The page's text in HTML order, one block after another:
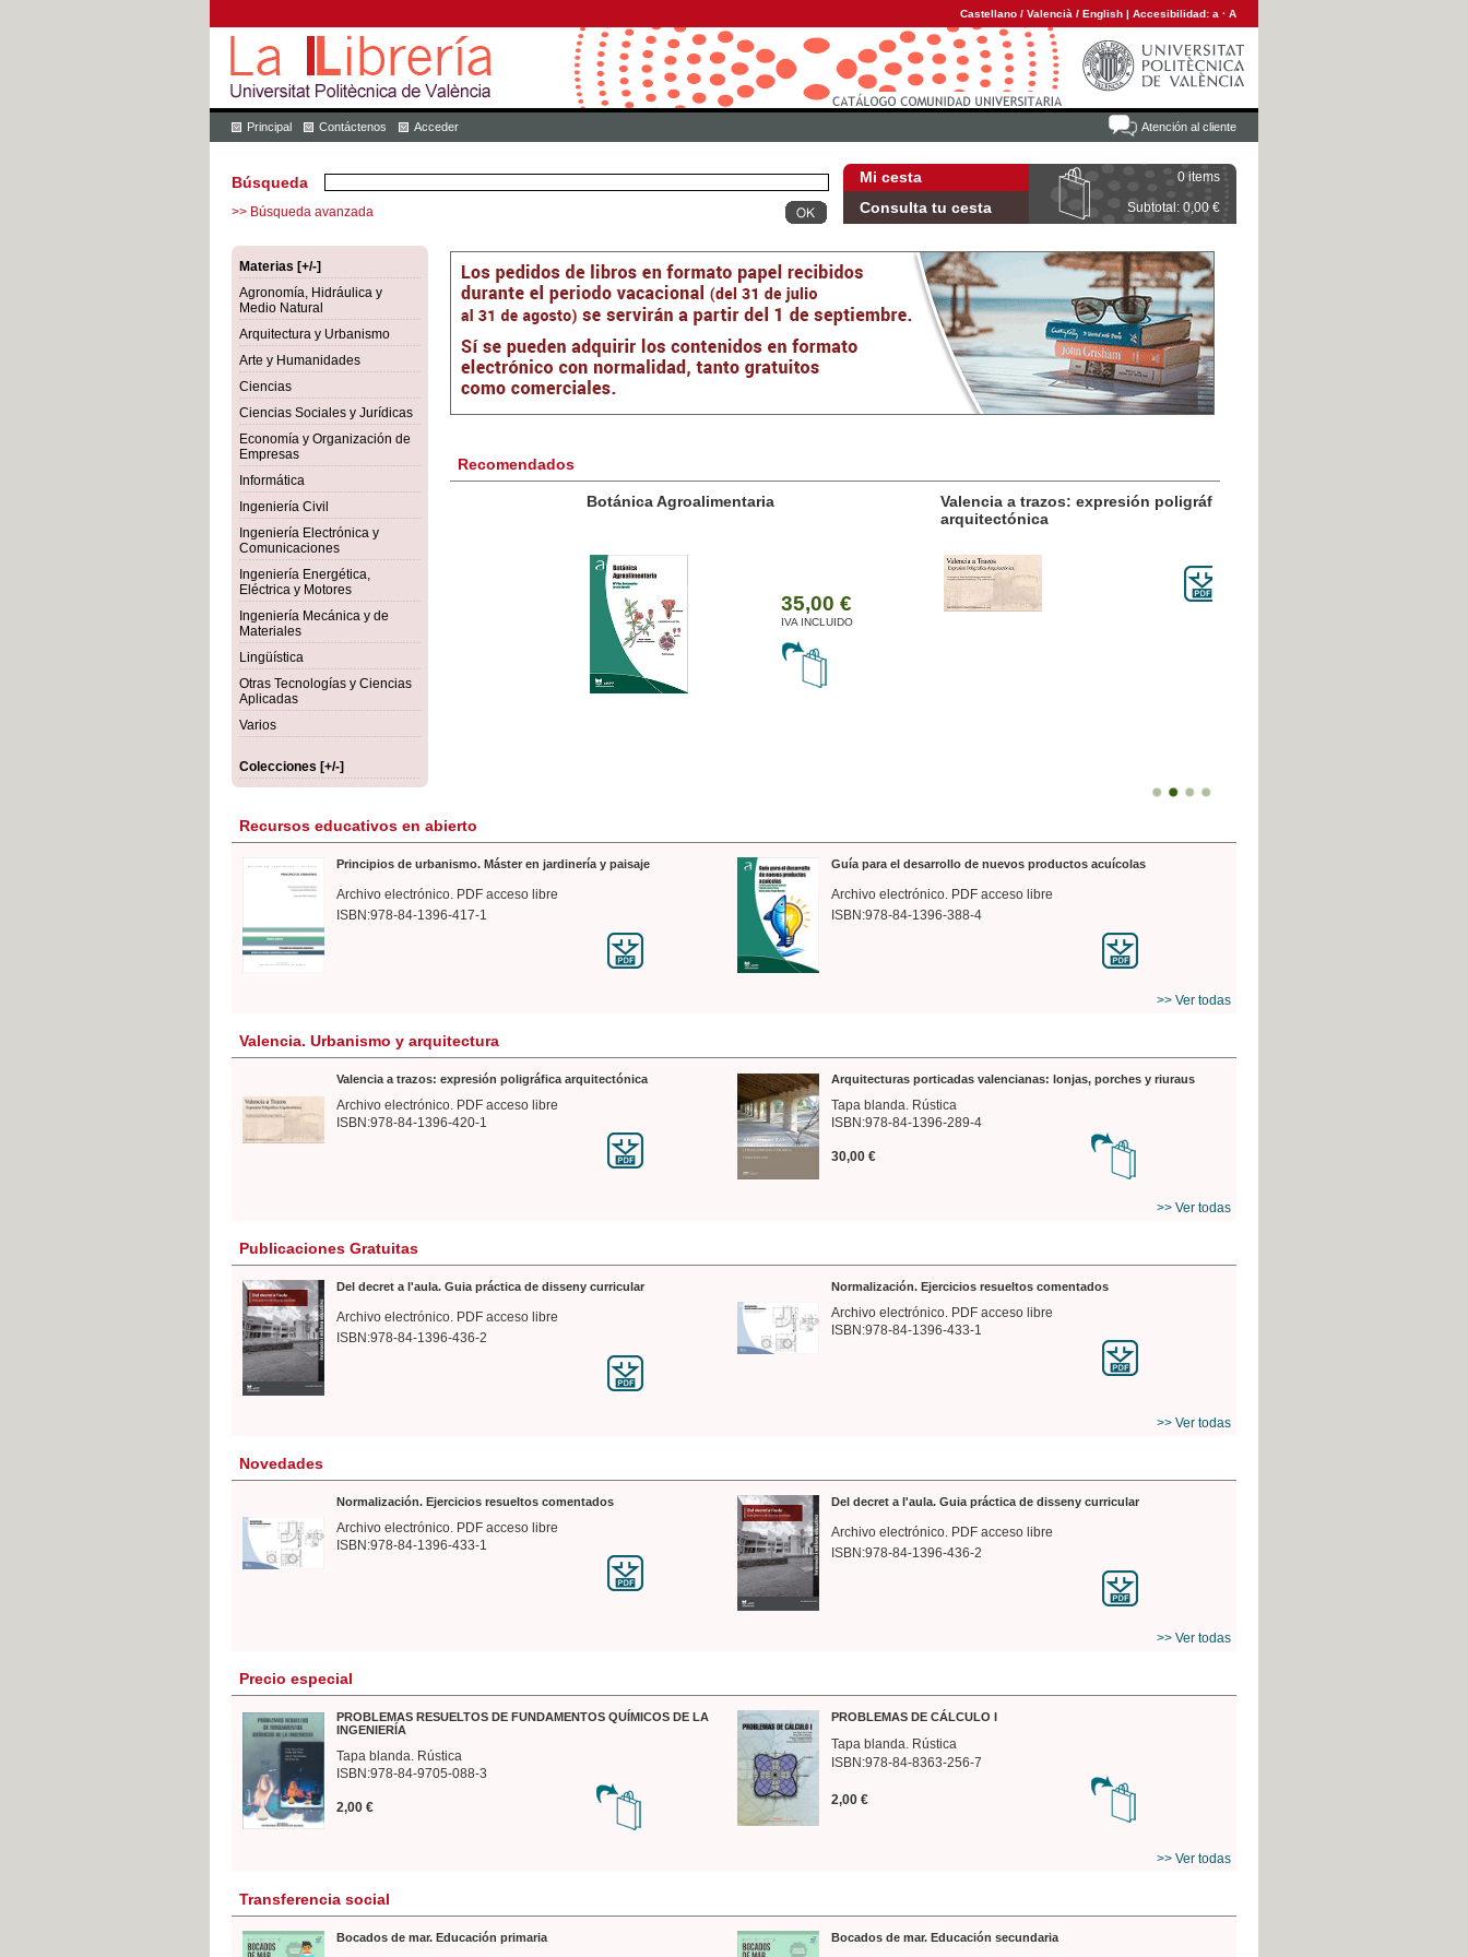
Castellano / Valencià / English | Accesibilidad: a · A
Atención al cliente
Principal Contáctenos Acceder
Mi cesta 0 items
Consulta tu cesta Subtotal: 0,00 €
Búsqueda
>> Búsqueda avanzada
Materias [+/-]
Agronomía, Hidráulica y
Medio Natural
Arquitectura y Urbanismo
Arte y Humanidades
Ciencias
Ciencias Sociales y Jurídicas
Economía y Organización de
Empresas
Informática
Ingeniería Civil
Ingeniería Electrónica y
Comunicaciones
Ingeniería Energética,
Eléctrica y Motores
Ingeniería Mecánica y de
Materiales
Lingüística
Otras Tecnologías y Ciencias
Aplicadas
Varios
Colecciones [+/-]
Recomendados
Botánica Agroalimentaria
35,00 €
IVA INCLUIDO
Valencia a trazos: expresión poligráfica
Recursos educativos en abierto
Principios de urbanismo. Máster en jardinería y paisaje
Archivo electrónico. PDF acceso libre
ISBN:978-84-1396-417-1
Guía para el desarrollo de nuevos productos acuícolas
Archivo electrónico. PDF acceso libre
ISBN:978-84-1396-388-4
>> Ver todas
Valencia. Urbanismo y arquitectura
Valencia a trazos: expresión poligráfica arquitectónica
Archivo electrónico. PDF acceso libre
ISBN:978-84-1396-420-1
Arquitecturas porticadas valencianas: lonjas, porches y riuraus
Tapa blanda. Rústica
ISBN:978-84-1396-289-4
30,00 €
>> Ver todas
Publicaciones Gratuitas
Del decret a l'aula. Guia práctica de disseny curricular
Archivo electrónico. PDF acceso libre
ISBN:978-84-1396-436-2
Normalización. Ejercicios resueltos comentados
Archivo electrónico. PDF acceso libre
ISBN:978-84-1396-433-1
>> Ver todas
Novedades
Normalización. Ejercicios resueltos comentados
Archivo electrónico. PDF acceso libre
ISBN:978-84-1396-433-1
Del decret a l'aula. Guia práctica de disseny curricular
Archivo electrónico. PDF acceso libre
ISBN:978-84-1396-436-2
>> Ver todas
Precio especial
PROBLEMAS RESUELTOS DE FUNDAMENTOS QUÍMICOS DE LA
INGENIERÍA
Tapa blanda. Rústica
ISBN:978-84-9705-088-3
2,00 €
PROBLEMAS DE CÁLCULO I
Tapa blanda. Rústica
ISBN:978-84-8363-256-7
2,00 €
>> Ver todas
Transferencia social
Bocados de mar. Educación primaria Bocados de mar. Educación secundaria